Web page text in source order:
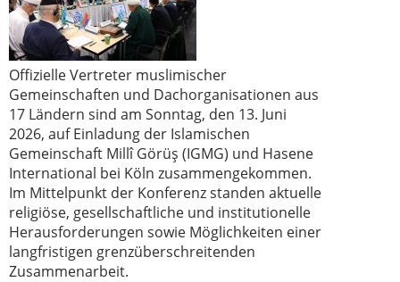
Offizielle Vertreter muslimischer
Gemeinschaften und Dachorganisationen aus
17 Ländern sind am Sonntag, den 13. Juni
2026, auf Einladung der Islamischen
Gemeinschaft Millî Görüş (IGMG) und Hasene
International bei Köln zusammengekommen.
Im Mittelpunkt der Konferenz standen aktuelle
religiöse, gesellschaftliche und institutionelle
Herausforderungen sowie Möglichkeiten einer
langfristigen grenzüberschreitenden
Zusammenarbeit.